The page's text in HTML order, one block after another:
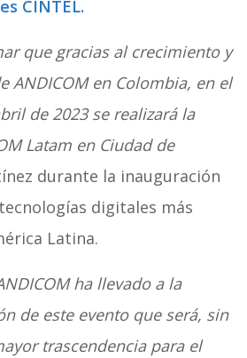
CINTEL.
que gracias al crecimiento y
ANDICOM en Colombia, en el
de 2023 se realizará la
Latam en Ciudad de
durante la inauguración
digitales más
Latina.
ha llevado a la
de este evento que será, sin
trascendencia para el